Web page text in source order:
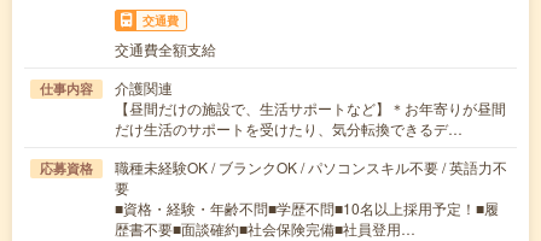
交通費
交通費全額支給
仕事内容
介護関連
【昼間だけの施設で、生活サポートなど】＊お年寄りが昼間
だけ生活のサポートを受けたり、気分転換できるデ…
応募資格
職種未経験OK / ブランクOK / パソコンスキル不要 / 英語力不
要
■資格・経験・年齢不問■学歴不問■10名以上採用予定！■履
歴書不要■面談確約■社会保険完備■社員登用…